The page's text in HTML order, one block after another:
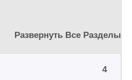
Развернуть Все Разделы
4